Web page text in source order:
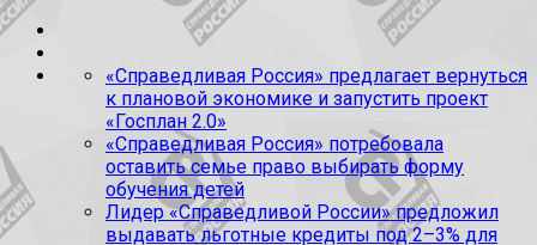
«Справедливая Россия» предлагает вернуться
к плановой экономике и запустить проект
«Госплан 2.0»
«Справедливая Россия» потребовала
оставить семье право выбирать форму
обучения детей
Лидер «Справедливой России» предложил
выдавать льготные кредиты под 2–3% для